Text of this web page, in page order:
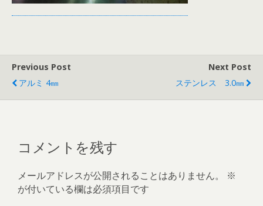
Previous Post
アルミ 4㎜
Next Post
ステンレス 3.0㎜
コメントを残す
メールアドレスが公開されることはありません。
※
が付いている欄は必須項目です